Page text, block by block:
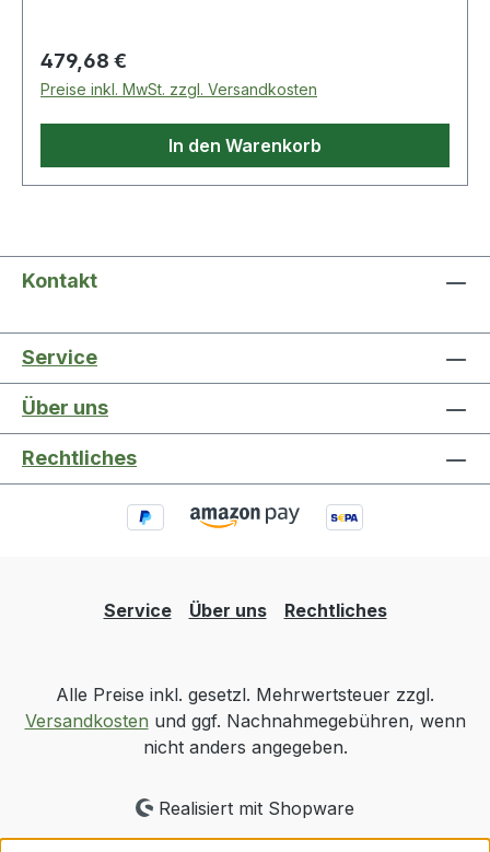
Regulärer Preis:
479,68 €
Preise inkl. MwSt. zzgl. Versandkosten
In den Warenkorb
Kontakt
Service
Über uns
Rechtliches
Service Über uns Rechtliches
Alle Preise inkl. gesetzl. Mehrwertsteuer zzgl.
Versandkosten und ggf. Nachnahmegebühren, wenn
nicht anders angegeben.
Realisiert mit Shopware